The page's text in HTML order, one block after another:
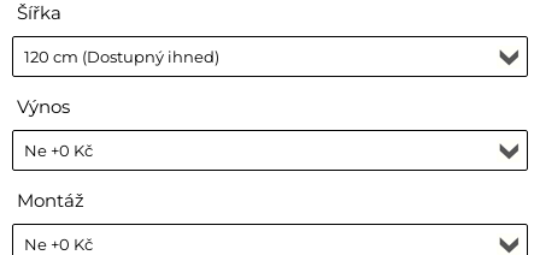
Šířka
Výnos
Montáž